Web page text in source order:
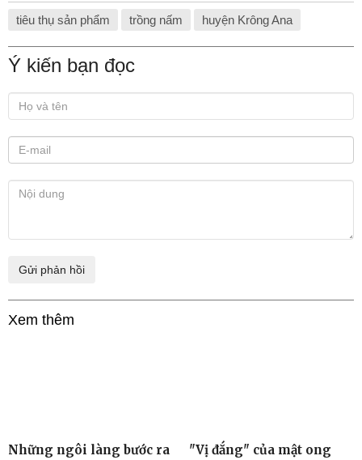
tiêu thụ sản phẩm trồng nấm huyện Krông Ana
Ý kiến bạn đọc
Xem thêm
Những ngôi làng bước ra
"Vị đắng" của mật ong